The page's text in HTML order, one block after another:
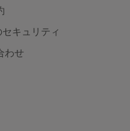
キュリティ
わせ